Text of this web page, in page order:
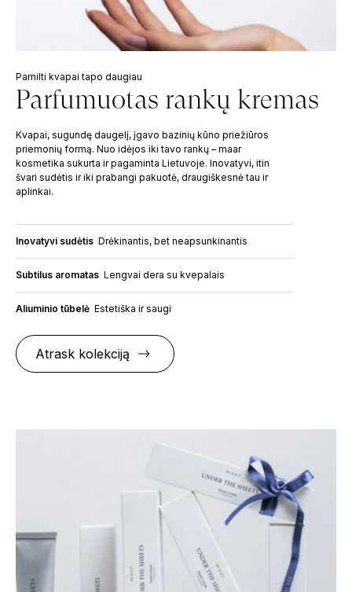
Pamilti kvapai tapo daugiau
Parfumuotas rankų kremas
Kvapai, sugundę daugelį, įgavo bazinių kūno priežiūros
priemonių formą. Nuo idėjos iki tavo rankų – maar
kosmetika sukurta ir pagaminta Lietuvoje. Inovatyvi, itin
švari sudėtis ir iki prabangi pakuotė, draugiškesnė tau ir
aplinkai.
Inovatyvi sudėtis Drėkinantis, bet neapsunkinantis
Subtilus aromatas Lengvai dera su kvepalais
Aliuminio tūbelė Estetiška ir saugi
Atrask kolekciją